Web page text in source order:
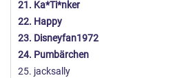
21. Ka*Ti*nker
22. Happy
23. Disneyfan1972
24. Pumbärchen
25. jacksally